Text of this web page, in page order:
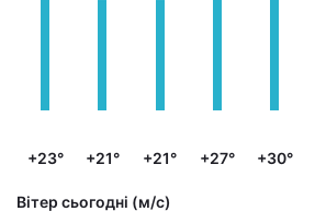
+23° +21° +21° +27° +30°
Вітер сьогодні (м/с)